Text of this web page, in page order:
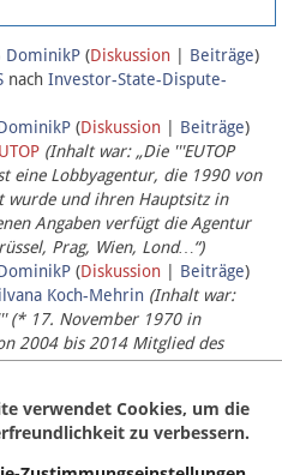
DominikP (Diskussion Beiträge)
nach Investor-State-Dispute-
(Diskussion Beiträge)
(Inhalt war: „Die '''EUTOP
eine Lobbyagentur, die 1990 von
wurde und ihren Hauptsitz in
Angaben verfügt die Agentur
Prag, Wien, Lond…“)
(Diskussion Beiträge)
Koch-Mehrin (Inhalt war:
(* 17. November 1970 in
2004 bis 2014 Mitglied des
seit November 2014 ist sie für
verwendet Cookies, um die
zu verbessern.